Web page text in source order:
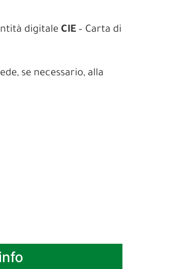
digitale CIE – Carta di
se necessario, alla